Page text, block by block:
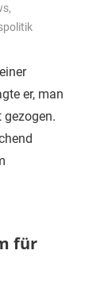
,
er, man
gezogen.
für